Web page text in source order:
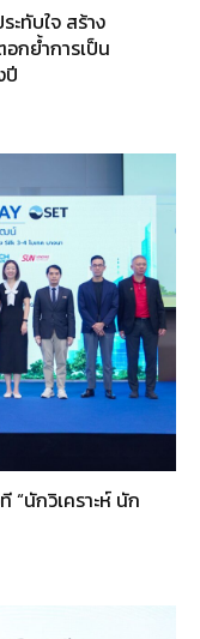
ทับใจ สร้าง
กย้ำการเป็น
ปี
นักวิเคราะห์ นัก